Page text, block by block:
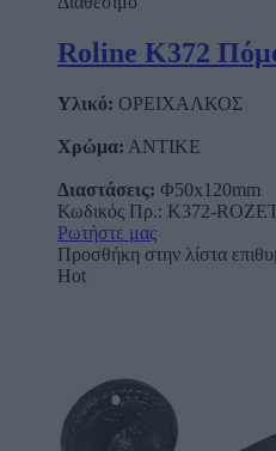
Roline Κ372
Υλικό: ΟΡΕΙΧΑΛΚΟΣ
Χρώμα: ΑΝΤΙΚΕ
Διαστάσεις: Φ50x120mm
Κωδικός Πρ.: K372-
Ρωτήστε μας
Προσθήκη στην λίστα
Hot